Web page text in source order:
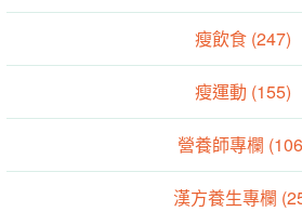
瘦飲食 (247)
瘦運動 (155)
營養師專欄
漢方養生專欄